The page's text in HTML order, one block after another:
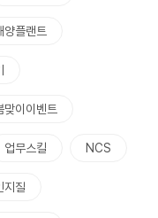
양플랜트
맞이이벤트
업무스킬 NCS
지질